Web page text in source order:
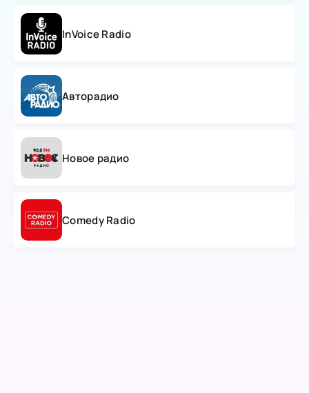
InVoice Radio
Авторадио
Новое радио
Comedy Radio